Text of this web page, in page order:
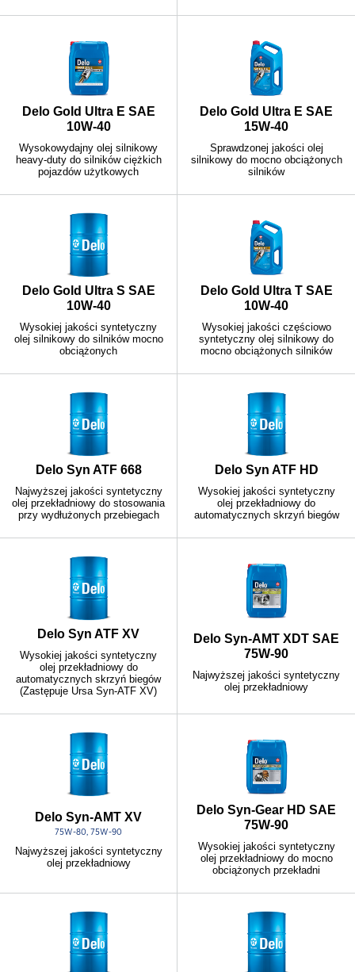
Delo Gold Ultra E SAE
10W-40
Wysokowydajny olej silnikowy
heavy-duty do silników ciężkich
pojazdów użytkowych
Delo Gold Ultra E SAE
15W-40
Sprawdzonej jakości olej
silnikowy do mocno obciążonych
silników
Delo Gold Ultra S SAE
10W-40
Wysokiej jakości syntetyczny
olej silnikowy do silników mocno
obciążonych
Delo Gold Ultra T SAE
10W-40
Wysokiej jakości częściowo
syntetyczny olej silnikowy do
mocno obciążonych silników
Delo Syn ATF 668
Najwyższej jakości syntetyczny
olej przekładniowy do stosowania
przy wydłużonych przebiegach
Delo Syn ATF HD
Wysokiej jakości syntetyczny
olej przekładniowy do
automatycznych skrzyń biegów
Delo Syn ATF XV
Wysokiej jakości syntetyczny
olej przekładniowy do
automatycznych skrzyń biegów
(Zastępuje Ursa Syn-ATF XV)
Delo Syn-AMT XDT SAE
75W-90
Najwyższej jakości syntetyczny
olej przekładniowy
Delo Syn-AMT XV
75W-80, 75W-90
Najwyższej jakości syntetyczny
olej przekładniowy
Delo Syn-Gear HD SAE
75W-90
Wysokiej jakości syntetyczny
olej przekładniowy do mocno
obciążonych przekładni